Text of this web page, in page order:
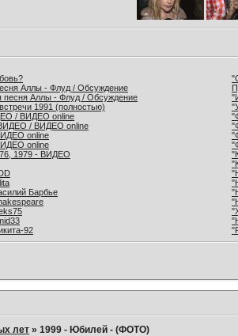
Аллы - Флуд / Обсуждение
Аллы - Флуд / Обсуждение
1991 (полностью)
/ ВИДЕО online
/ ВИДЕО online
online
online
1979 - ВИДЕО
Барбье
92
лет »1999 - Юбилей - (ФОТО)